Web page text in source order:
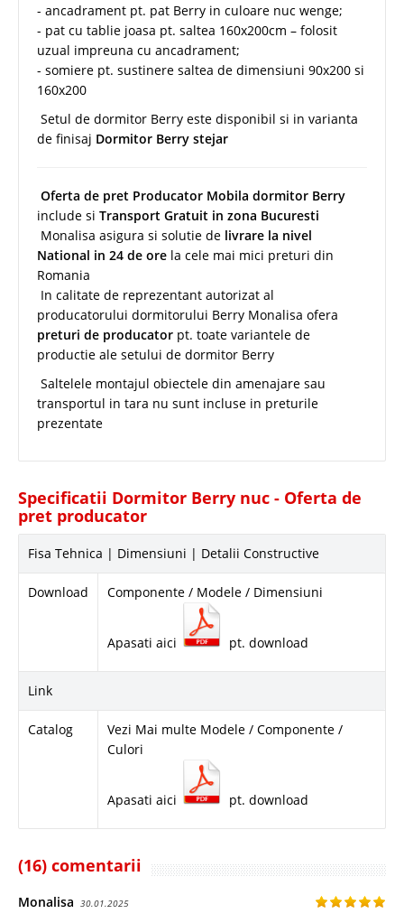
- ancadrament pt. pat Berry in culoare nuc wenge;
- pat cu tablie joasa pt. saltea 160x200cm – folosit
uzual impreuna cu ancadrament;
- somiere pt. sustinere saltea de dimensiuni 90x200 si
160x200
Setul de dormitor Berry este disponibil si in varianta
de finisaj Dormitor Berry stejar
Oferta de pret Producator Mobila dormitor Berry
include si Transport Gratuit in zona Bucuresti
Monalisa asigura si solutie de livrare la nivel
National in 24 de ore la cele mai mici preturi din
Romania
In calitate de reprezentant autorizat al
producatorului dormitorului Berry Monalisa ofera
preturi de producator pt. toate variantele de
productie ale setului de dormitor Berry
Saltelele montajul obiectele din amenajare sau
transportul in tara nu sunt incluse in preturile
prezentate
Specificatii Dormitor Berry nuc - Oferta de
pret producator
Fisa Tehnica | Dimensiuni | Detalii Constructive
Download Componente / Modele / Dimensiuni
Apasati aici pt. download
Link
Catalog
Vezi Mai multe Modele / Componente /
Culori
Apasati aici pt. download
(16) comentarii
Monalisa 30.01.2025